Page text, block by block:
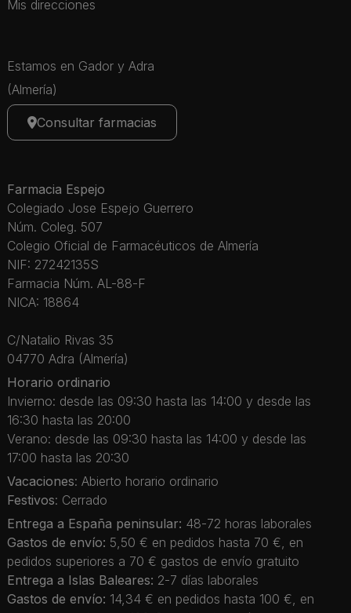
Mis direcciones
Estamos en Gador y Adra
(Almería)
Consultar farmacias
Farmacia Espejo
Colegiado Jose Espejo Guerrero
Núm. Coleg. 507
Colegio Oficial de Farmacéuticos de Almería
NIF: 27242135S
Farmacia Núm. AL-88-F
NICA: 18864
C/Natalio Rivas 35
04770 Adra (Almería)
Horario ordinario
Invierno: desde las 09:30 hasta las 14:00 y desde las
16:30 hasta las 20:00
Verano: desde las 09:30 hasta las 14:00 y desde las
17:00 hasta las 20:30
Vacaciones: Abierto horario ordinario
Festivos: Cerrado
Entrega a España peninsular: 48-72 horas laborales
Gastos de envío: 5,50 € en pedidos hasta 70 €, en
pedidos superiores a 70 € gastos de envío gratuito
Entrega a Islas Baleares: 2-7 días laborales
Gastos de envío: 14,34 € en pedidos hasta 100 €, en